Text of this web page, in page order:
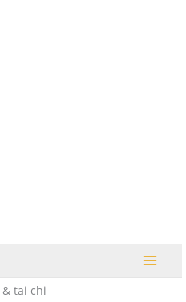
& tai chi